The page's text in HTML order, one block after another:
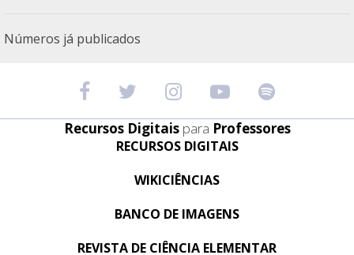
Números já publicados
Recursos Digitais para Professores
RECURSOS DIGITAIS
WIKICIÊNCIAS
BANCO DE IMAGENS
REVISTA DE CIÊNCIA ELEMENTAR